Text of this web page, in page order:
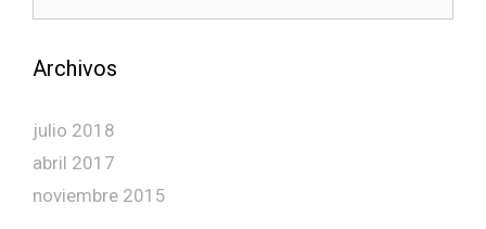
Archivos
julio 2018
abril 2017
noviembre 2015